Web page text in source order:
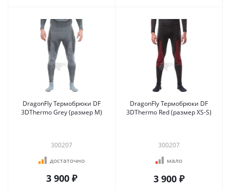
DragonFly Термобрюки DF
3DThermo Grey (размер M)
300207
достаточно
3 900 ₽
DragonFly Термобрюки DF
3DThermo Red (размер XS-S)
300207
мало
3 900 ₽